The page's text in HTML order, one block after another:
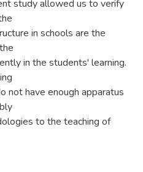
study allowed us to verify
in schools are the
in the students' learning.
not have enough apparatus
to the teaching of